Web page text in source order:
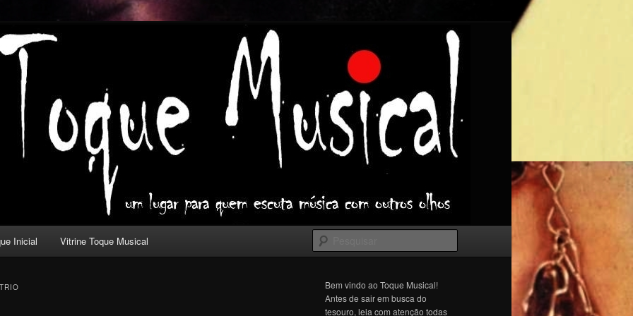
com outros olhos.
Inicial Vitrine Toque Musical
Bem vindo ao Toque Musical!
Antes de sair em busca do
tesouro, leia com atenção todas